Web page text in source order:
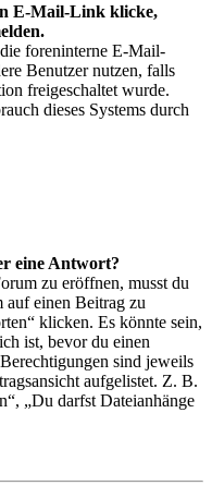
E-Mail-Link klicke,
foreninterne E-Mail-
Benutzer nutzen, falls
freigeschaltet wurde.
dieses Systems durch
eine Antwort?
zu eröffnen, musst du
auf einen Beitrag zu
klicken. Es könnte sein,
ist, bevor du einen
sind jeweils
aufgelistet. Z. B.
„Du darfst Dateianhänge